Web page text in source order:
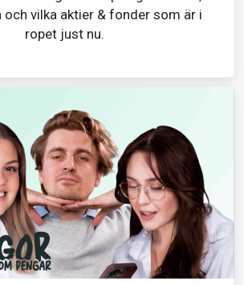
och vilka aktier & fonder som är i
ropet just nu.